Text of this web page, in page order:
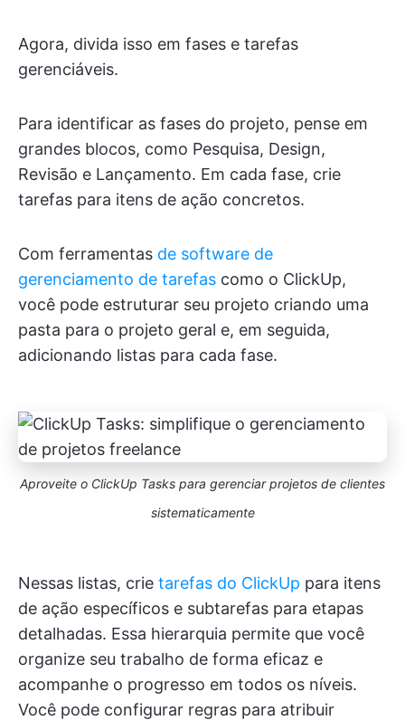
Agora, divida isso em fases e tarefas
gerenciáveis.
Para identificar as fases do projeto, pense em
grandes blocos, como Pesquisa, Design,
Revisão e Lançamento. Em cada fase, crie
tarefas para itens de ação concretos.
Com ferramentas de software de
gerenciamento de tarefas como o ClickUp,
você pode estruturar seu projeto criando uma
pasta para o projeto geral e, em seguida,
adicionando listas para cada fase.
Aproveite o ClickUp Tasks para gerenciar projetos de clientes
sistematicamente
Nessas listas, crie tarefas do ClickUp para itens
de ação específicos e subtarefas para etapas
detalhadas. Essa hierarquia permite que você
organize seu trabalho de forma eficaz e
acompanhe o progresso em todos os níveis.
Você pode configurar regras para atribuir